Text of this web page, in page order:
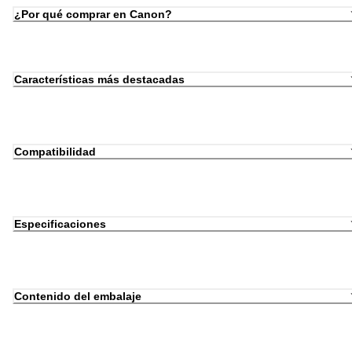
¿Por qué comprar en Canon?
Características más destacadas
Compatibilidad
Especificaciones
Contenido del embalaje